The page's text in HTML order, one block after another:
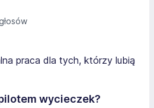
wycieczek?